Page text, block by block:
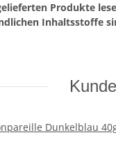
Produkte
Inhaltsstoffe